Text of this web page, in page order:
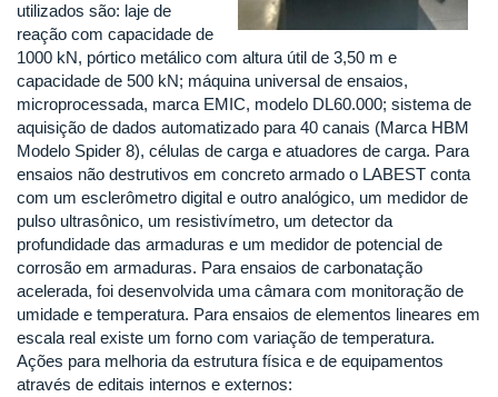
utilizados são: laje de
reação com capacidade de
1000 kN, pórtico metálico com altura útil de 3,50 m e
capacidade de 500 kN; máquina universal de ensaios,
microprocessada, marca EMIC, modelo DL60.000; sistema de
aquisição de dados automatizado para 40 canais (Marca HBM
Modelo Spider 8), células de carga e atuadores de carga. Para
ensaios não destrutivos em concreto armado o LABEST conta
com um esclerômetro digital e outro analógico, um medidor de
pulso ultrasônico, um resistivímetro, um detector da
profundidade das armaduras e um medidor de potencial de
corrosão em armaduras. Para ensaios de carbonatação
acelerada, foi desenvolvida uma câmara com monitoração de
umidade e temperatura. Para ensaios de elementos lineares em
escala real existe um forno com variação de temperatura.
Ações para melhoria da estrutura física e de equipamentos
através de editais internos e externos: